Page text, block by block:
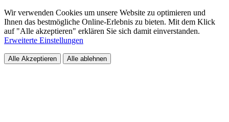
Wir verwenden Cookies um unsere Website zu optimieren und
Ihnen das bestmögliche Online-Erlebnis zu bieten. Mit dem Klick
auf "Alle akzeptieren" erklären Sie sich damit einverstanden.
Erweiterte Einstellungen
Alle Akzeptieren Alle ablehnen